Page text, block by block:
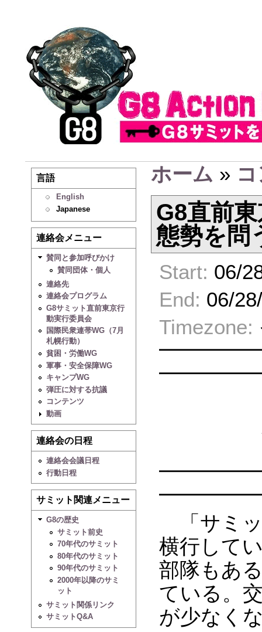
言語
English
Japanese
連絡会メニュー
賛同と参加呼びかけ
賛同団体・個人
連絡先
連絡会プログラム
G8サミット直前東京行
動実行委員会
国際民衆連帯WG（7月
札幌行動）
貧困・労働WG
軍事・安全保障WG
キャンプWG
弾圧に対する抗議
コンテンツ
動画
連絡会の日程
連絡会会議日程
行動日程
サミット関連メニュー
G8の歴史
サミット前史
70年代のサミット
80年代のサミット
90年代のサミット
2000年以降のサミ
ット
サミット関係リンク
サミットQ&A
ホーム »
G8直前
態勢を問
Start: 06/
End: 06/
Timezone:
「サミッ
横行して
部隊もあ
ている。
が少なく